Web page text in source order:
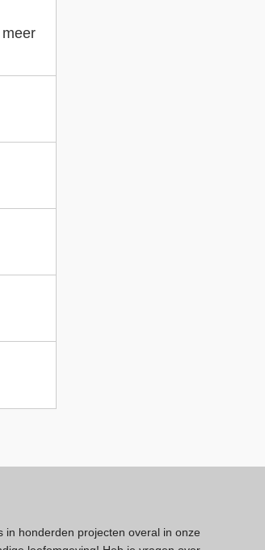
in honderden projecten overal in onze